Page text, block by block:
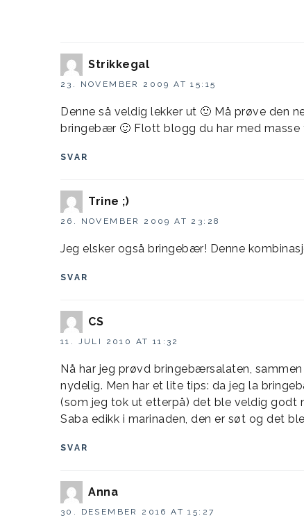
Strikkegal
23. NOVEMBER 2009 AT 15:15
Denne så veldig lekker ut 🙂 Må prøve den
bringebær 🙂 Flott blogg du har med masse
SVAR
Trine ;)
26. NOVEMBER 2009 AT 23:28
Jeg elsker også bringebær! Denne
SVAR
CS
11. JULI 2010 AT 11:32
Nå har jeg prøvd bringebærsalaten,
nydelig. Men har et lite tips: da jeg la
(som jeg tok ut etterpå) det ble veldig godt
Saba edikk i marinaden, den er søt og det
SVAR
Anna
30. DESEMBER 2016 AT 15:27